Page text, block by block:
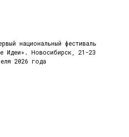
национальный фестиваль
Идеи». Новосибирск, 21-23
2026 года